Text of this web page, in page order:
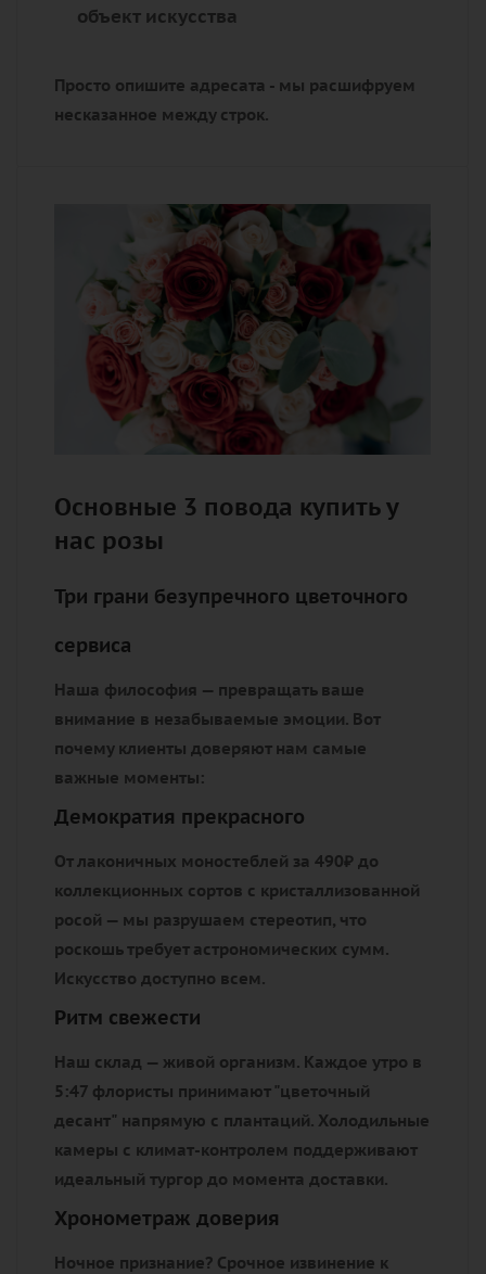
объект искусства
Просто опишите адресата - мы расшифруем
несказанное между строк.
Основные 3 повода купить у
нас розы
Три грани безупречного цветочного
сервиса
Наша философия — превращать ваше
внимание в незабываемые эмоции. Вот
почему клиенты доверяют нам самые
важные моменты:
Демократия прекрасного
От лаконичных моностеблей за 490₽ до
коллекционных сортов с кристаллизованной
росой — мы разрушаем стереотип, что
роскошь требует астрономических сумм.
Искусство доступно всем.
Ритм свежести
Наш склад — живой организм. Каждое утро в
5:47 флористы принимают "цветочный
десант" напрямую с плантаций. Холодильные
камеры с климат-контролем поддерживают
идеальный тургор до момента доставки.
Хронометраж доверия
Ночное признание? Срочное извинение к